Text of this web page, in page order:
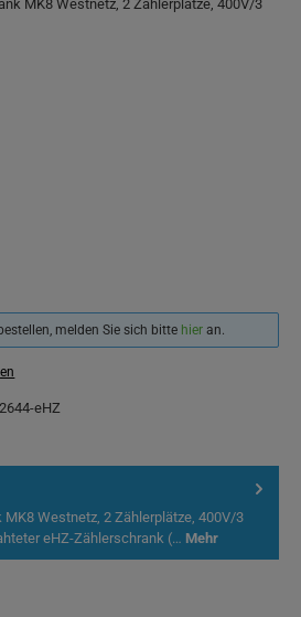
melden Sie sich bitte hier an.
eHZ
MK8 Westnetz, 2 Zählerplätze, 400V/3
eHZ-Zählerschrank (… Mehr